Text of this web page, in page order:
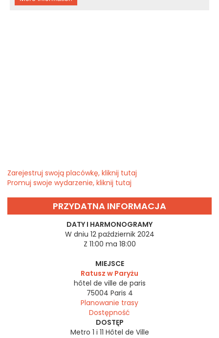
Zarejestruj swoją placówkę, kliknij tutaj
Promuj swoje wydarzenie, kliknij tutaj
PRZYDATNA INFORMACJA
DATY I HARMONOGRAMY
W dniu 12 październik 2024
Z 11:00 ma 18:00
MIEJSCE
Ratusz w Paryżu
hôtel de ville de paris
75004 Paris 4
Planowanie trasy
Dostępność
DOSTĘP
Metro 1 i 11 Hôtel de Ville